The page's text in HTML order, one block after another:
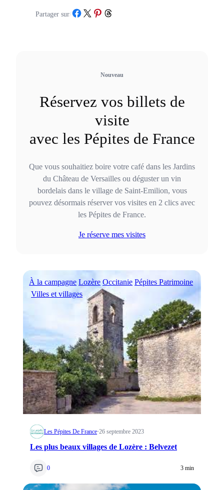
Partager sur/Partager sur Facebook
Partager sur X Partager sur Pinterest
Partager sur Threads
Nouveau
Réservez vos billets de
visite
avec les Pépites de France
Que vous souhaitiez boire votre café dans les Jardins
du Château de Versailles ou déguster un vin
bordelais dans le village de Saint-Emilion, vous
pouvez désormais réserver vos visites en 2 clics avec
les Pépites de France.
Je réserve mes visites
À la campagne Lozère Occitanie Pépites Patrimoine
Villes et villages
Les Pépites De France·26 septembre 2023
Les plus beaux villages de Lozère : Belvezet
0 3 min